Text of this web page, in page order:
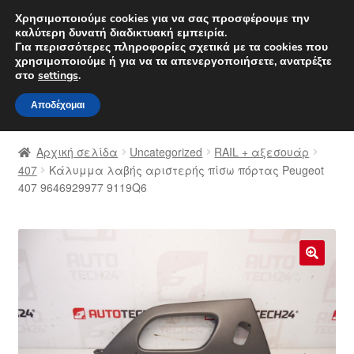
ΑΠΟΣΤΟΛΗ από 7 EUR
Δευτέρα-Παρ. 9 π.μ. - 4 μ.μ.
Απευθείας
μετάβαση
στην
πλοήγηση
Μετάβαση
σε
περιεχόμενο
Αρχική
Διαδικασία Παραπόνων
Μεταφορά
Ο λογαριασμός μου
Αρχική σελίδα Uncategorized
RAIL + αξεσουάρ
407
Κάλυμμα λαβής αριστερής πίσω πόρτας Peugeot
407 9646929977 9119Q6
🔍
Χρησιμοποιούμε cookies για να σας προσφέρουμε την
καλύτερη δυνατή διαδικτυακή εμπειρία.
Για περισσότερες πληροφορίες σχετικά με τα cookies που
χρησιμοποιούμε ή για να τα απενεργοποιήσετε, ανατρέξτε
στο settings.
Αποδέχομαι